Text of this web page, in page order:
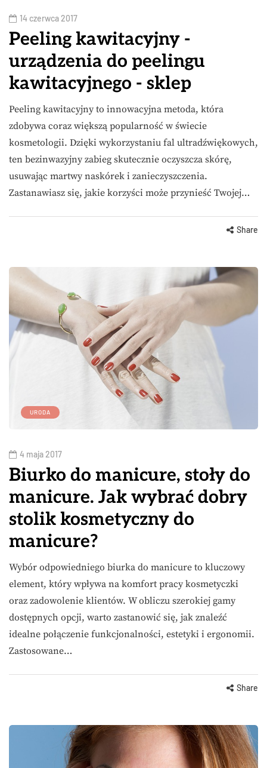
14 czerwca 2017
Peeling kawitacyjny -
urządzenia do peelingu
kawitacyjnego - sklep
Peeling kawitacyjny to innowacyjna metoda, która
zdobywa coraz większą popularność w świecie
kosmetologii. Dzięki wykorzystaniu fal ultradźwiękowych,
ten bezinwazyjny zabieg skutecznie oczyszcza skórę,
usuwając martwy naskórek i zanieczyszczenia.
Zastanawiasz się, jakie korzyści może przynieść Twojej…
Share
URODA
4 maja 2017
Biurko do manicure, stoły do
manicure. Jak wybrać dobry
stolik kosmetyczny do
manicure?
Wybór odpowiedniego biurka do manicure to kluczowy
element, który wpływa na komfort pracy kosmetyczki
oraz zadowolenie klientów. W obliczu szerokiej gamy
dostępnych opcji, warto zastanowić się, jak znaleźć
idealne połączenie funkcjonalności, estetyki i ergonomii.
Zastosowane…
Share